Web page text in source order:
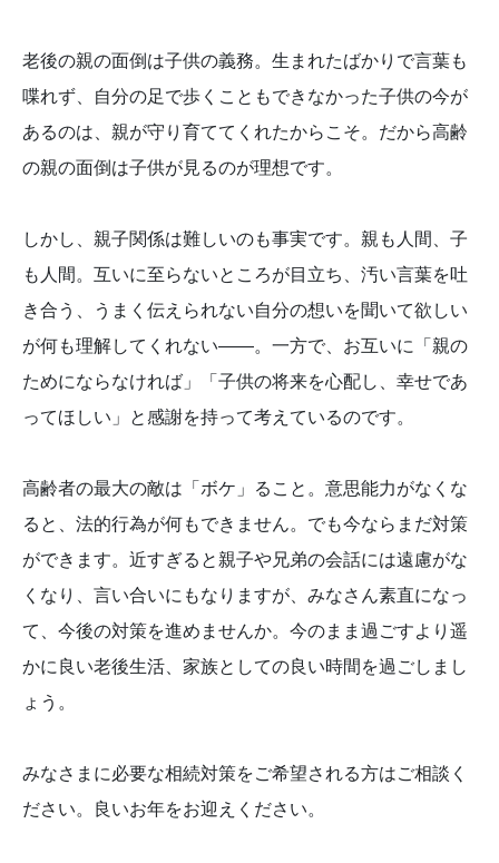
老後の親の面倒は子供の義務。生まれたばかりで言葉も
喋れず、自分の足で歩くこともできなかった子供の今が
あるのは、親が守り育ててくれたからこそ。だから高齢
の親の面倒は子供が見るのが理想です。
しかし、親子関係は難しいのも事実です。親も人間、子
も人間。互いに至らないところが目立ち、汚い言葉を吐
き合う、うまく伝えられない自分の想いを聞いて欲しい
が何も理解してくれない――。一方で、お互いに「親の
ためにならなければ」「子供の将来を心配し、幸せであ
ってほしい」と感謝を持って考えているのです。
高齢者の最大の敵は「ボケ」ること。意思能力がなくな
ると、法的行為が何もできません。でも今ならまだ対策
ができます。近すぎると親子や兄弟の会話には遠慮がな
くなり、言い合いにもなりますが、みなさん素直になっ
て、今後の対策を進めませんか。今のまま過ごすより遥
かに良い老後生活、家族としての良い時間を過ごしまし
ょう。
みなさまに必要な相続対策をご希望される方はご相談く
ださい。良いお年をお迎えください。